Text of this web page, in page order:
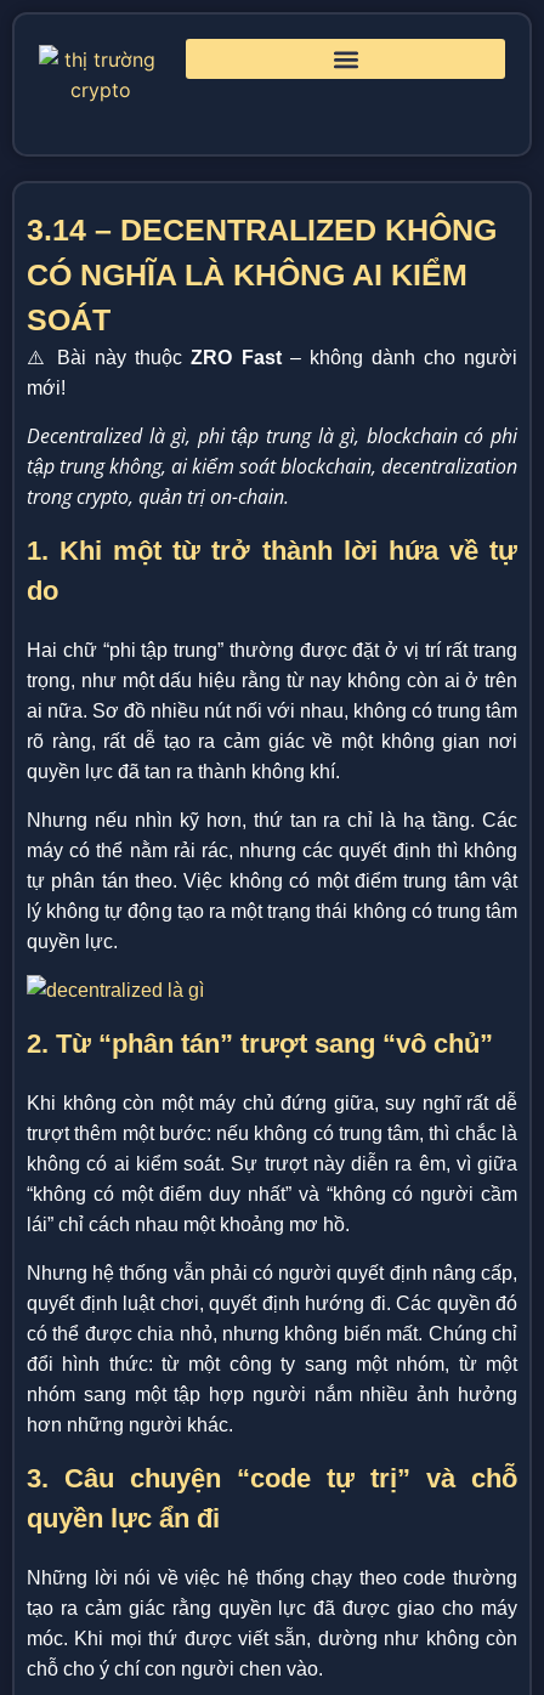
3.14 – DECENTRALIZED KHÔNG
CÓ NGHĨA LÀ KHÔNG AI KIỂM
SOÁT
⚠️ Bài này thuộcZRO Fast– không dành cho người
mới!
Decentralized là gì, phi tập trung là gì, blockchain có phi
tập trung không, ai kiểm soát blockchain, decentralization
trong crypto, quản trị on-chain.
1. Khi một từ trở thành lời hứa về tự
do
Hai chữ “phi tập trung” thường được đặt ở vị trí rất trang
trọng, như một dấu hiệu rằng từ nay không còn ai ở trên
ai nữa. Sơ đồ nhiều nút nối với nhau, không có trung tâm
rõ ràng, rất dễ tạo ra cảm giác về một không gian nơi
quyền lực đã tan ra thành không khí.
Nhưng nếu nhìn kỹ hơn, thứ tan ra chỉ là hạ tầng. Các
máy có thể nằm rải rác, nhưng các quyết định thì không
tự phân tán theo. Việc không có một điểm trung tâm vật
lý không tự động tạo ra một trạng thái không có trung tâm
quyền lực.
2. Từ “phân tán” trượt sang “vô chủ”
Khi không còn một máy chủ đứng giữa, suy nghĩ rất dễ
trượt thêm một bước: nếu không có trung tâm, thì chắc là
không có ai kiểm soát. Sự trượt này diễn ra êm, vì giữa
“không có một điểm duy nhất” và “không có người cầm
lái” chỉ cách nhau một khoảng mơ hồ.
Nhưng hệ thống vẫn phải có người quyết định nâng cấp,
quyết định luật chơi, quyết định hướng đi. Các quyền đó
có thể được chia nhỏ, nhưng không biến mất. Chúng chỉ
đổi hình thức: từ một công ty sang một nhóm, từ một
nhóm sang một tập hợp người nắm nhiều ảnh hưởng
hơn những người khác.
3. Câu chuyện “code tự trị” và chỗ
quyền lực ẩn đi
Những lời nói về việc hệ thống chạy theo code thường
tạo ra cảm giác rằng quyền lực đã được giao cho máy
móc. Khi mọi thứ được viết sẵn, dường như không còn
chỗ cho ý chí con người chen vào.